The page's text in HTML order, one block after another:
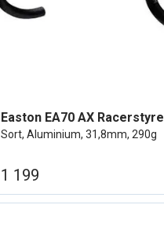
Easton EA70 AX Racerstyre
Sort, Aluminium, 31,8mm, 290g
1 199